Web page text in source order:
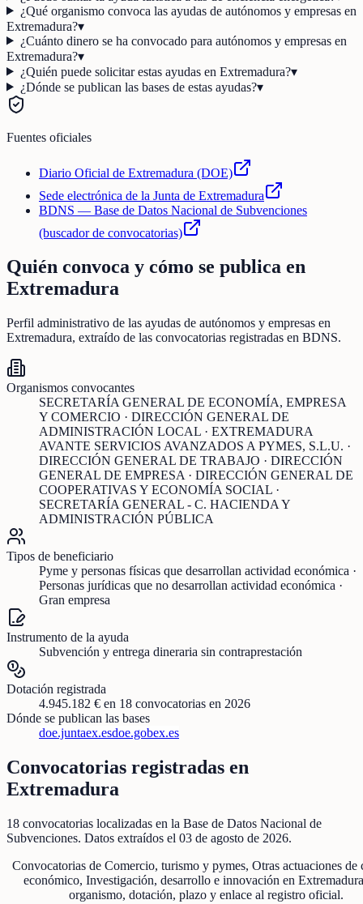
¿Qué organismo convoca las ayudas de autónomos y empresas en
Extremadura?▾
¿Cuánto dinero se ha convocado para autónomos y empresas en
Extremadura?▾
¿Quién puede solicitar estas ayudas en Extremadura?▾
¿Dónde se publican las bases de estas ayudas?▾
Fuentes oficiales
Diario Oficial de Extremadura (DOE)
Sede electrónica de la Junta de Extremadura
BDNS — Base de Datos Nacional de Subvenciones
(buscador de convocatorias)
Quién convoca y cómo se publica en
Extremadura
Perfil administrativo de las ayudas de autónomos y empresas en
Extremadura, extraído de las convocatorias registradas en BDNS.
Organismos convocantes
SECRETARÍA GENERAL DE ECONOMÍA, EMPRESA
Y COMERCIO · DIRECCIÓN GENERAL DE
ADMINISTRACIÓN LOCAL · EXTREMADURA
AVANTE SERVICIOS AVANZADOS A PYMES, S.L.U. ·
DIRECCIÓN GENERAL DE TRABAJO · DIRECCIÓN
GENERAL DE EMPRESA · DIRECCIÓN GENERAL DE
COOPERATIVAS Y ECONOMÍA SOCIAL ·
SECRETARÍA GENERAL - C. HACIENDA Y
ADMINISTRACIÓN PÚBLICA
Tipos de beneficiario
Pyme y personas físicas que desarrollan actividad económica ·
Personas jurídicas que no desarrollan actividad económica ·
Gran empresa
Instrumento de la ayuda
Subvención y entrega dineraria sin contraprestación
Dotación registrada
4.945.182 € en 18 convocatorias en 2026
Dónde se publican las bases
doe.juntaex.esdoe.gobex.es
Convocatorias registradas en
Extremadura
18 convocatorias localizadas en la Base de Datos Nacional de
Subvenciones. Datos extraídos el 03 de agosto de 2026.
Convocatorias de Comercio, turismo y pymes, Otras actuaciones de
económico, Investigación, desarrollo e innovación en Extremadura
organismo, dotación, plazo y enlace al registro oficial.